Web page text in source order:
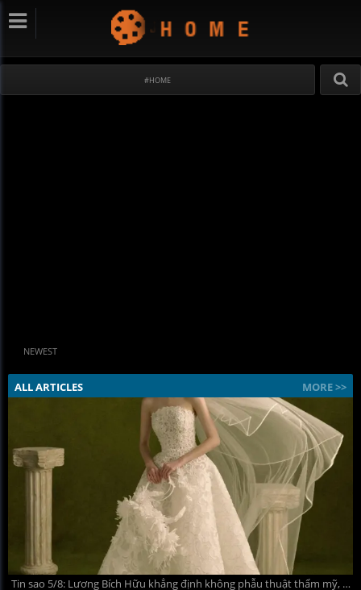
#HOME
NEWEST
ALL ARTICLES MORE >>
Tin sao 5/8: Lương Bích Hữu khẳng định không phẫu thuật thẩm mỹ, Hoa hậu Thanh Thủy diện váy cưới